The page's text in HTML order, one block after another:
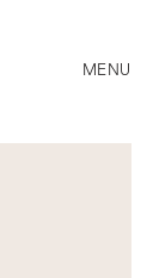
MENU